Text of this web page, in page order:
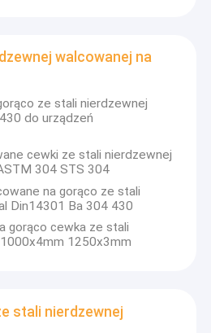
walcowanej na
ze stali nierdzewnej
do urządzeń
cewki ze stali nierdzewnej
304 STS 304
na gorąco ze stali
Din14301 Ba 304 430
gorąco cewka ze stali
1250x3mm
stali nierdzewnej
kraju i za granicą. Zawsze
jakości jako
współpraca jest
itp. w obszarze Wuxi, z naszą
dla klientów, aby
jakość materiałów ze
Państwa współpracę w
202 cr16mn8ni5n (1)
cr19ni10), 321 (1
316 l (00
t (0,0 cr25ni20)
pastera, lusterko 6k, 8k,